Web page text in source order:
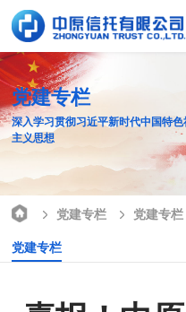
党建专栏
深入学习贯彻习近平新时代中国特
主义思想
党建专栏
党建专栏
党建专栏